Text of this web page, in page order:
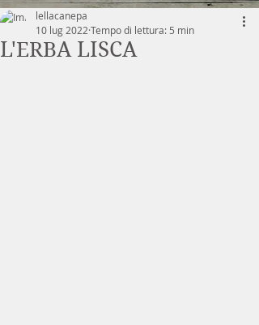
L'ERBA LISCA
lellacanepa
10 lug 2022 Tempo di lettura: 5 min